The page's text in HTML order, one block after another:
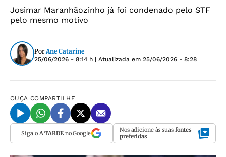
Josimar Maranhãozinho já foi condenado pelo STF
pelo mesmo motivo
Por Ane Catarine
25/06/2026 - 8:14 h | Atualizada em 25/06/2026 - 8:28
OUÇA COMPARTILHE
Siga o A TARDEno Google Nos adicione às suas fontes
preferidas